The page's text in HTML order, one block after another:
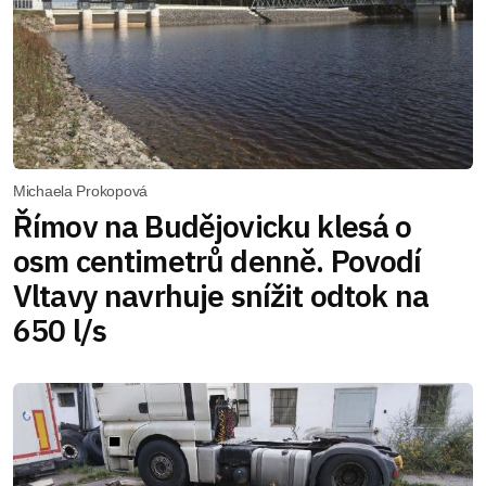
Michaela Prokopová
Římov na Budějovicku klesá o
osm centimetrů denně. Povodí
Vltavy navrhuje snížit odtok na
650 l/s